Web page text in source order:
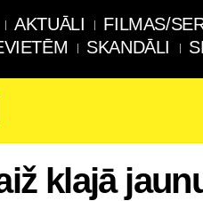
AKTUĀLI FILMAS/
SKANDĀLI
klajā